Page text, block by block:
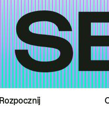
Rozpocznij